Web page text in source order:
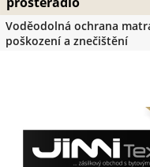
Voděodolná ochrana
poškození a znečištění